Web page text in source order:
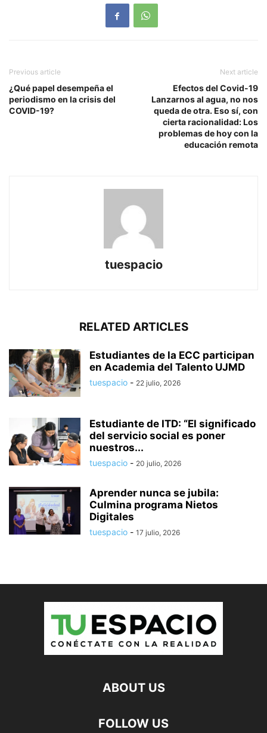
Previous article
¿Qué papel desempeña el
periodismo en la crisis del
COVID-19?
Next article
Efectos del Covid-19
Lanzarnos al agua, no nos
queda de otra. Eso sí, con
cierta racionalidad: Los
problemas de hoy con la
educación remota
tuespacio
RELATED ARTICLES
Estudiantes de la ECC participan
en Academia del Talento UJMD
tuespacio - 22 julio, 2026
Estudiante de ITD: “El significado
del servicio social es poner
nuestros...
tuespacio - 20 julio, 2026
Aprender nunca se jubila:
Culmina programa Nietos
Digitales
tuespacio - 17 julio, 2026
ABOUT US
FOLLOW US